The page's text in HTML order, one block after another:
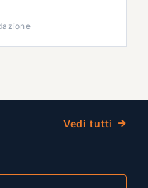
Vedi tutti